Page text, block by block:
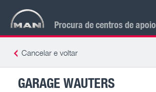
Procura de centros de apoio
Cancelar e voltar
GARAGE WAUTERS